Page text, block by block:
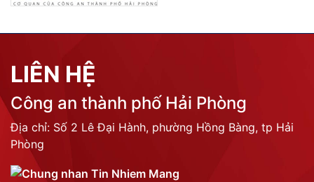
LIÊN HỆ
Công an thành phố Hải Phòng
Địa chỉ: Số 2 Lê Đại Hành, phường Hồng Bàng, tp Hải
Phòng